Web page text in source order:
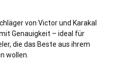
von Victor und Karakal
Genauigkeit – ideal für
die das Beste aus ihrem
wollen.